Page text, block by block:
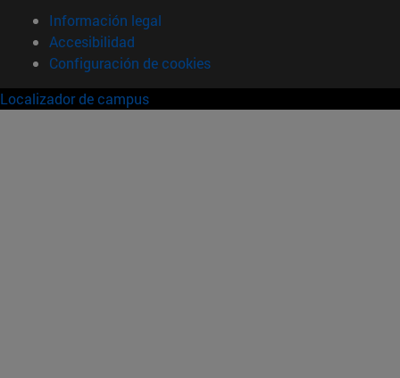
Información legal
Accesibilidad
Configuración de cookies
Localizador de campus